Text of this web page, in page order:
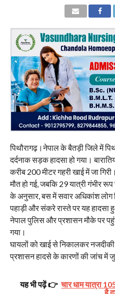
पिथौरागढ़।नेपाल के बैतड़ी जिले में
दर्दनाक सड़क हादसा हो गया।
करीब 200 मीटर गहरी खाई में जा
मौत हो गई, जबकि 29 यात्री गंभीर
के अनुसार, बस में सवार अधिकांश लोग
पहाड़ी और संकरे रास्ते पर यह हादसा
नेपाल पुलिस और प्रशासन मौके पर
गया।
घायलों को खाई से निकालकर नजदीकी
प्रशासन हादसे के कारणों की जांच में
यह भी पढ़ें 👉 चार धाम यात्रा